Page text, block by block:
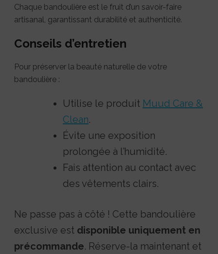
Chaque bandoulière est le fruit d’un savoir-faire
artisanal, garantissant durabilité et authenticité.
Conseils d’entretien
Pour préserver la beauté naturelle de votre
bandoulière :
Utilise le produit Muud Care &
Clean.
Évite une exposition
prolongée à l’humidité.
Fais attention au contact avec
des vêtements clairs.
Ne passe pas à côté ! Cette bandoulière
exclusive est disponible uniquement en
précommande. Réserve-la maintenant et